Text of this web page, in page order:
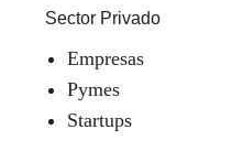
Sector Privado
Empresas
Pymes
Startups